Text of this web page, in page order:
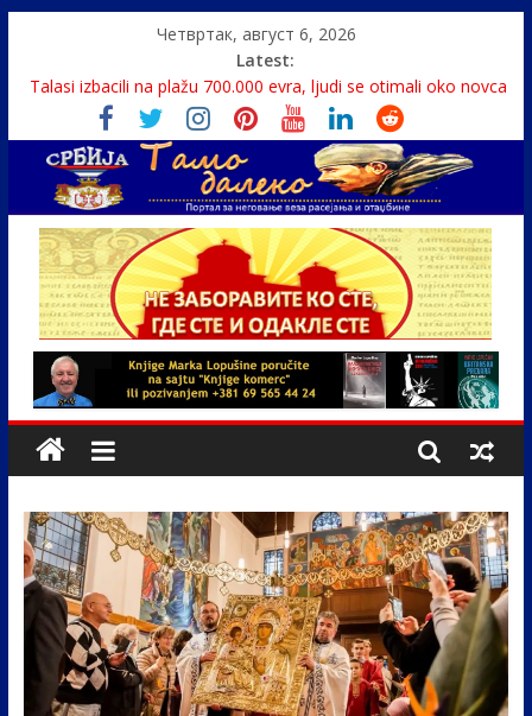
Четвртак, август 6, 2026
Latest:
Talasi izbacili na plažu 700.000 evra, ljudi se otimali oko novca
Srbin zaspao na Dunavu, reka ga odnela u Rumuniju
Politika i seks glavne teme srpskih medija
U Srbiji pola miliona migranata, 100 000 stranaca se zaposlilo
Monasi spasili dete sa litice visoke 15 metara